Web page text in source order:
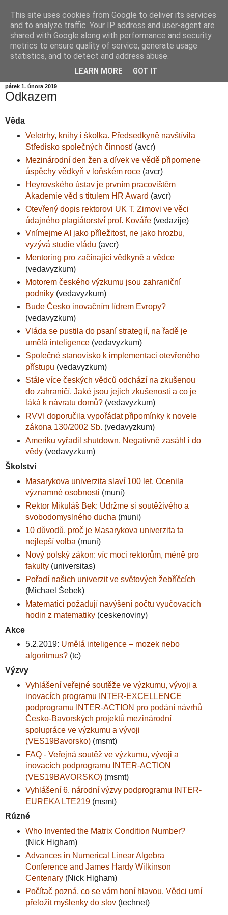
Informační zátiší
Blog Ústavu informatiky Akademie věd České republiky,
pátek 1. února 2019
Odkazem
Věda
Veletrhy, knihy i školka. Předsedkyně navštívila
Středisko společných činností(avcr)
Mezinárodní den žen a dívek ve vědě připomene
úspěchy vědkyň v loňském roce(avcr)
Heyrovského ústav je prvním pracovištěm
Akademie věd s titulem HR Award (avcr)
Otevřený dopis rektorovi UK T. Zimovi ve věci
údajného plagiátorství prof. Kováře(vedazije)
Vnímejme AI jako příležitost, ne jako hrozbu,
vyzývá studie vládu (avcr)
Mentoring pro začínající vědkyně a vědce
(vedavyzkum)
Motorem českého výzkumu jsou zahraniční
podniky(vedavyzkum)
Bude Česko inovačním lídrem Evropy?
(vedavyzkum)
Vláda se pustila do psaní strategií, na řadě je
umělá inteligence(vedavyzkum)
Společné stanovisko k implementaci otevřeného
přístupu (vedavyzkum)
Stále více českých vědců odchází na zkušenou
do zahraničí. Jaké jsou jejich zkušenosti a co je
láká k návratu domů?(vedavyzkum)
RVVI doporučila vypořádat připomínky k novele
zákona 130/2002 Sb. (vedavyzkum)
Ameriku vyřadil shutdown. Negativně zasáhl i do
vědy (vedavyzkum)
Školství
Masarykova univerzita slaví 100 let. Ocenila
významné osobnosti (muni)
Rektor Mikuláš Bek: Udržme si soutěživého a
svobodomyslného ducha (muni)
10 důvodů, proč je Masarykova univerzita ta
nejlepší volba (muni)
Nový polský zákon: víc moci rektorům, méně pro
fakulty(universitas)
Pořadí našich univerzit ve světových žebříčcích
(Michael Šebek)
Matematici požadují navýšení počtu vyučovacích
hodin z matematiky(ceskenoviny)
Akce
5.2.2019: Umělá inteligence – mozek nebo
algoritmus?(tc)
Výzvy
Vyhlášení veřejné soutěže ve výzkumu, vývoji a
inovacích programu INTER-EXCELLENCE
podprogramu INTER-ACTION pro podání návrhů
Česko-Bavorských projektů mezinárodní
spolupráce ve výzkumu a vývoji
(VES19Bavorsko)(msmt)
FAQ - Veřejná soutěž ve výzkumu, vývoji a
inovacích podprogramu INTER-ACTION
(VES19BAVORSKO)(msmt)
Vyhlášení 6. národní výzvy podprogramu INTER-
EUREKA LTE219(msmt)
Různé
Who Invented the Matrix Condition Number?
(Nick Higham)
Advances in Numerical Linear Algebra
Conference and James Hardy Wilkinson
Centenary(Nick Higham)
Počítač pozná, co se vám honí hlavou. Vědci umí
přeložit myšlenky do slov(technet)
This site uses cookies from Google to deliver its services
and to analyze traffic. Your IP address and user-agent are
shared with Google along with performance and security
metrics to ensure quality of service, generate usage
statistics, and to detect and address abuse.
LEARN MORE GOT IT